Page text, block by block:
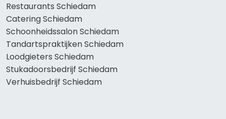
Restaurants Schiedam
Catering Schiedam
Schoonheidssalon Schiedam
Tandartspraktijken Schiedam
Loodgieters Schiedam
Stukadoorsbedrijf Schiedam
Verhuisbedrijf Schiedam